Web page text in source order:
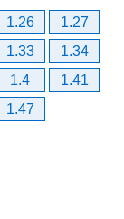
1.26
1.27
1.33
1.34
1.4
1.41
1.47